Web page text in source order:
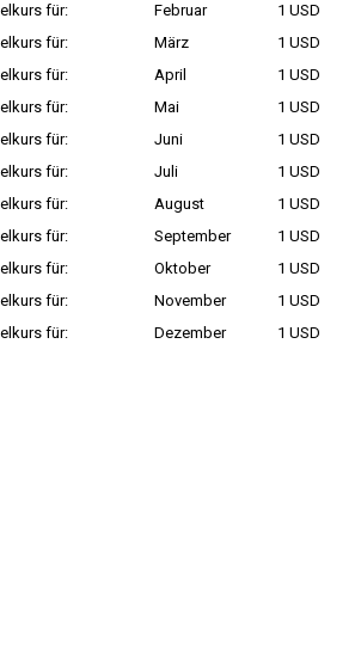
für:
Februar 1 USD
für:
März 1 USD
für:
April 1 USD
für:
Mai 1 USD
für:
Juni 1 USD
für:
Juli 1 USD
für:
August 1 USD
für:
September 1 USD
für:
Oktober 1 USD
für:
November 1 USD
für:
Dezember 1 USD